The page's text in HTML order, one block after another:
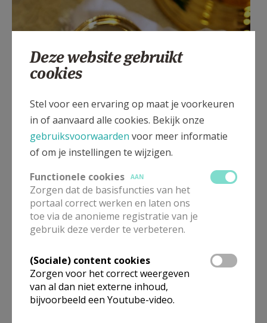
Deze website gebruikt
cookies
Stel voor een ervaring op maat je voorkeuren
in of aanvaard alle cookies. Bekijk onze
gebruiksvoorwaarden voor meer informatie
of om je instellingen te wijzigen.
Functionele cookies
AAN
Zorgen dat de basisfuncties van het
portaal correct werken en laten ons
toe via de anonieme registratie van je
gebruik deze verder te verbeteren.
(Sociale) content cookies
Zorgen voor het correct weergeven
van al dan niet externe inhoud,
bijvoorbeeld een Youtube-video.